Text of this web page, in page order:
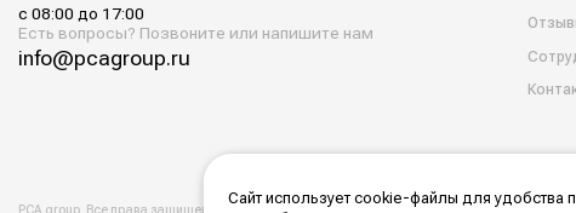
с 08:00 до 17:00
Есть вопросы? Позвоните или напишите нам
info@pcagroup.ru
PCA group. Все права защищены. 2026 год. Политика конфиденциальности Согласие на
Сайт использует cookie-файлы для удобства